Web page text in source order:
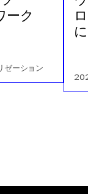
ーク
ゼーション